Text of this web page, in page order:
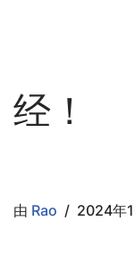
经！
由 Rao 2024年